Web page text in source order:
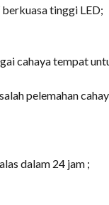
tinggi LED;
cahaya tempat
pelemahan
dalam 24 jam ;